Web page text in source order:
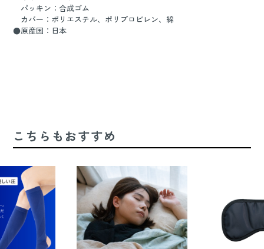
パッキン：合成ゴム
カバー：ポリエステル、ポリプロピレン、綿
●原産国：日本
こちらもおすすめ